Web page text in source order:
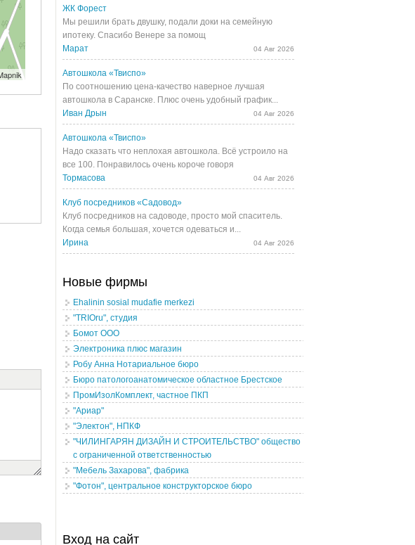
ЖК Форест
Мы решили брать двушку, подали доки на семейную
ипотеку. Спасибо Венере за помощ
Марат
04 Авг 2026
Автошкола «Твиспо»
По соотношению цена-качество наверное лучшая
автошкола в Саранске. Плюс очень удобный график...
Иван Дрын
04 Авг 2026
Автошкола «Твиспо»
Надо сказать что неплохая автошкола. Всё устроило на
все 100. Понравилось очень короче говоря
Тормасова
04 Авг 2026
Клуб посредников «Садовод»
Клуб посредников на садоводе, просто мой спаситель.
Когда семья большая, хочется одеваться и...
Ирина
04 Авг 2026
Новые фирмы
Ehalinin sosial mudafie merkezi
"TRIOru", студия
Бомот ООО
Электроника плюс магазин
Робу Анна Нотариальное бюро
Бюро патологоанатомическое областное Брестское
ПромИзолКомплект, частное ПКП
"Ариар"
"Электон", НПКФ
"ЧИЛИНГАРЯН ДИЗАЙН И СТРОИТЕЛЬСТВО" общество
с ограниченной ответственностью
"Мебель Захарова", фабрика
"Фотон", центральное конструкторское бюро
Вход на сайт